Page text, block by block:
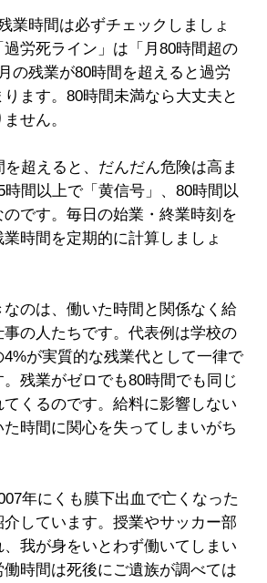
業時間は必ずチェックしましょ
過労死ライン」は「月80時間超の
の残業が80時間を超えると過労
ます。80時間未満なら大丈夫と
せん。
超えると、だんだん危険は高ま
時間以上で「黄信号」、80時間以
のです。毎日の始業・終業時刻を
時間を定期的に計算しましょ
のは、働いた時間と関係なく給
の人たちです。代表例は学校の
が実質的な残業代として一律で
残業がゼロでも80時間でも同じ
くるのです。給料に影響しない
時間に関心を失ってしまいがち
年にくも膜下出血で亡くなった
しています。授業やサッカー部
我が身をいとわず働いてしまい
働時間は死後にご遺族が調べては